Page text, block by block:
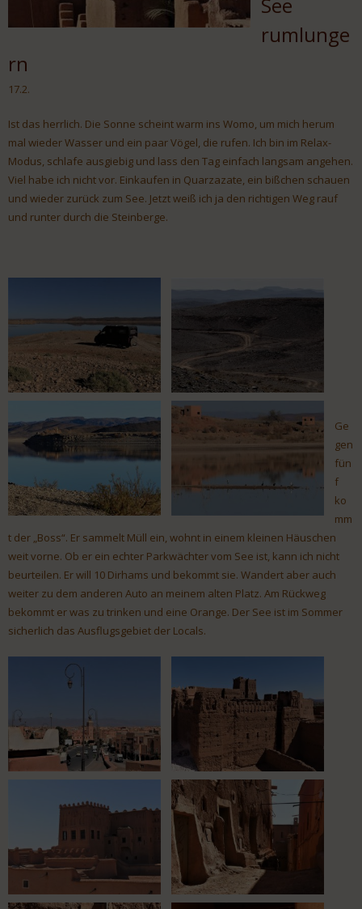
rumlunge
rn
17.2.
Ist das herrlich. Die Sonne scheint warm ins Womo, um mich herum
mal wieder Wasser und ein paar Vögel, die rufen. Ich bin im Relax-
Modus, schlafe ausgiebig und lass den Tag einfach langsam angehen.
Viel habe ich nicht vor. Einkaufen in Quarzazate, ein bißchen schauen
und wieder zurück zum See. Jetzt weiß ich ja den richtigen Weg rauf
und runter durch die Steinberge.
Ge
gen
fün
f
ko
mm
t der „Boss“. Er sammelt Müll ein, wohnt in einem kleinen Häuschen
weit vorne. Ob er ein echter Parkwächter vom See ist, kann ich nicht
beurteilen. Er will 10 Dirhams und bekommt sie. Wandert aber auch
weiter zu dem anderen Auto an meinem alten Platz. Am Rückweg
bekommt er was zu trinken und eine Orange. Der See ist im Sommer
sicherlich das Ausflugsgebiet der Locals.